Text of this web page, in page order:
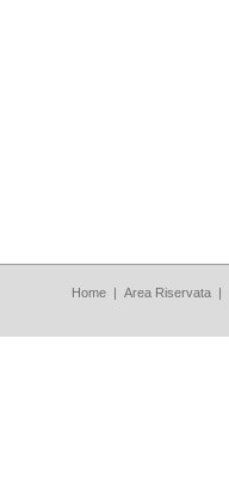
Home | Area Riservata |